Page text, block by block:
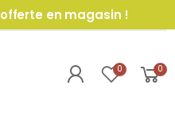
en magasin !
0 0